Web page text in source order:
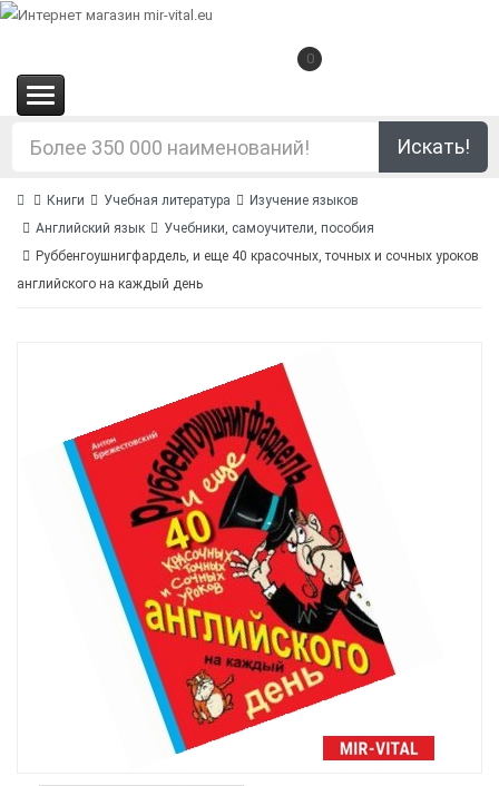
0
Искать!
Книги Учебная литература
Изучение языков
Английский язык
Учебники, самоучители, пособия
Руббенгоушнигфардель, и еще 40 красочных, точных и сочных уроков
английского на каждый день